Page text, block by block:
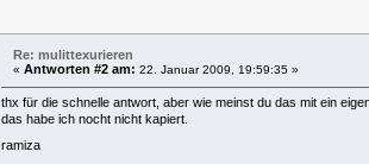
Re: mulittexurieren
« Antworten #2 am: 22. Januar 2009, 19:59:35 »
thx für die schnelle antwort, aber wie meinst du das mit ein
das habe ich nocht nicht kapiert.
ramiza